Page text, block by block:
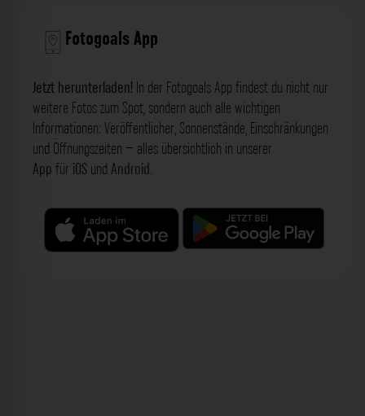
Fotogoals App
Jetzt herunterladen! In der Fotogoals App findest du nicht nur
weitere Fotos zum Spot, sondern auch alle wichtigen
Informationen: Veröffentlicher, Sonnenstände, Einschränkungen
und Öffnungszeiten – alles übersichtlich in unserer
App für iOS und Android.